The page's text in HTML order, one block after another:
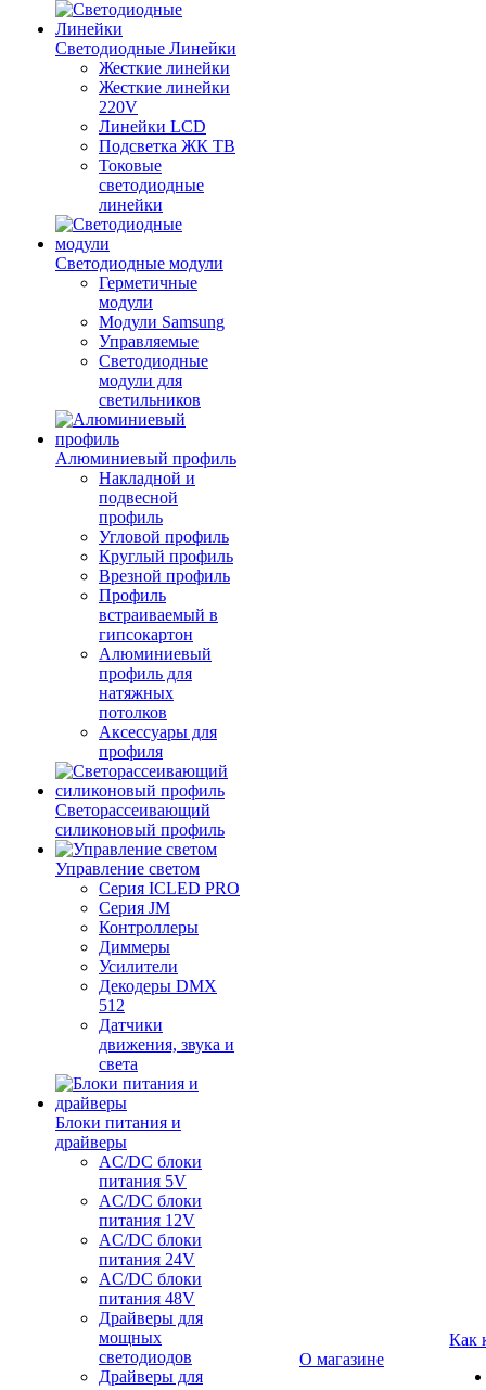
Светодиодные Линейки
Жесткие линейки
Жесткие линейки
220V
Линейки LCD
Подсветка ЖК ТВ
Токовые
светодиодные
линейки
Светодиодные модули
Герметичные
модули
Модули Samsung
Управляемые
Светодиодные
модули для
светильников
Алюминиевый профиль
Накладной и
подвесной
профиль
Угловой профиль
Круглый профиль
Врезной профиль
Профиль
встраиваемый в
гипсокартон
Алюминиевый
профиль для
натяжных
потолков
Аксессуары для
профиля
Светорассеивающий
силиконовый профиль
Управление светом
Серия ICLED PRO
Серия JM
Контроллеры
Диммеры
Усилители
Декодеры DMX
512
Датчики
движения, звука и
света
Блоки питания и
драйверы
AC/DC блоки
питания 5V
AC/DC блоки
питания 12V
AC/DC блоки
питания 24V
AC/DC блоки
питания 48V
Драйверы для
мощных
светодиодов
Драйверы для
О магазине
Как